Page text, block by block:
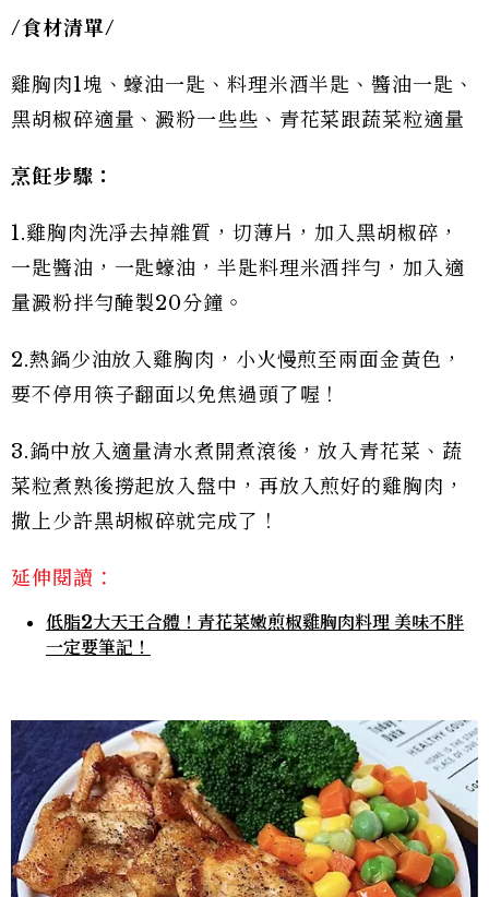
/食材清單/
雞胸肉1塊、蠔油一匙、料理米酒半匙、醬油一匙、
黑胡椒碎適量、澱粉一些些、青花菜跟蔬菜粒適量
烹飪步驟：
1.雞胸肉洗凈去掉雜質，切薄片，加入黑胡椒碎，
一匙醬油，一匙蠔油，半匙料理米酒拌勻，加入適
量澱粉拌勻醃製20分鐘。
2.熱鍋少油放入雞胸肉，小火慢煎至兩面金黃色，
要不停用筷子翻面以免焦過頭了喔！
3.鍋中放入適量清水煮開煮滾後，放入青花菜、蔬
菜粒煮熟後撈起放入盤中，再放入煎好的雞胸肉，
撒上少許黑胡椒碎就完成了！
延伸閱讀：
低脂2大天王合體！青花菜嫩煎椒雞胸肉料理 美味不胖
一定要筆記！